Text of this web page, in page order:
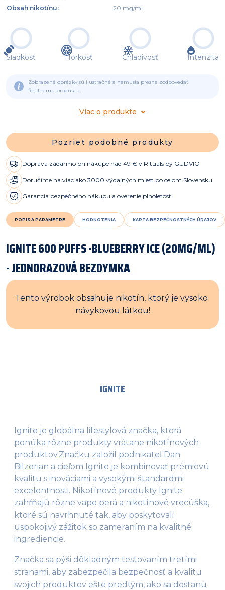
Obsah nikotínu: 20 mg/ml
Sladkosť Horkosť Chladivosť Intenzita
Zobrazené obrázky sú ilustračné a nemusia presne zodpovedať
finálnemu produktu.
Viac o produkte
Pozrieť podobné produkty
Doprava zadarmo pri nákupe nad 49 € v Rituals by GUDVIO
Doručíme na viac ako 3000 výdajných miest po celom Slovensku
Garancia bezpečného nákupu a overenie plnoletosti
POPIS A PARAMETRE HODNOTENIA KARTA BEZPEČNOSTNÝCH ÚDAJOV
IGNITE 600 PUFFS -BLUEBERRY ICE (20MG/ML)
- JEDNORAZOVÁ BEZDYMKA
Tento výrobok obsahuje nikotín, ktorý je vysoko
návykovou látkou!
IGNITE
Ignite je globálna lifestylová značka, ktorá
ponúka rôzne produkty vrátane nikotínových
produktov.Značku založil podnikateľ Dan
Bilzerian a cieľom Ignite je kombinovať prémiovú
kvalitu s inováciami a vysokými štandardmi
excelentnosti. Nikotínové produkty Ignite
zahŕňajú rôzne vape perá a nikotínové vrecúška,
ktoré sú navrhnuté tak, aby poskytovali
uspokojivý zážitok so zameraním na kvalitné
ingrediencie.
Značka sa pýši dôkladným testovaním tretími
stranami, aby zabezpečila bezpečnosť a kvalitu
svojich produktov ešte predtým, ako sa dostanú